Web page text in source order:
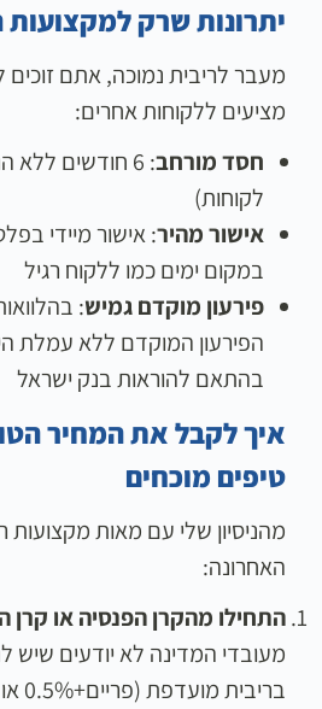
יתרונות שרק
מעבר לריבית נמוכה, אתם זוכים
מציעים ללקוחות אחרים:
חסד מורחב
: 6 חודשים ללא
לקוחות)
אישור מהיר: אישור מיידי
במקום ימים כמו ללקוח רגיל
פירעון מוקדם גמיש:
הפירעון המוקדם ללא עמלת
בהתאם להוראות בנק ישראל
טיפים מוכחים
מהניסיון שלי עם מאות
האחרונה:
התחילו מהקרן הפנסיה או
מעובדי המדינה לא יודעים שיש
בריבית מועדפת (פריים+0.5% או 3% צמוד מדד)